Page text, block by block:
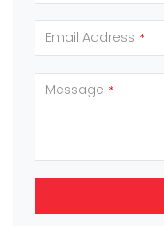
Email Address *
Message *